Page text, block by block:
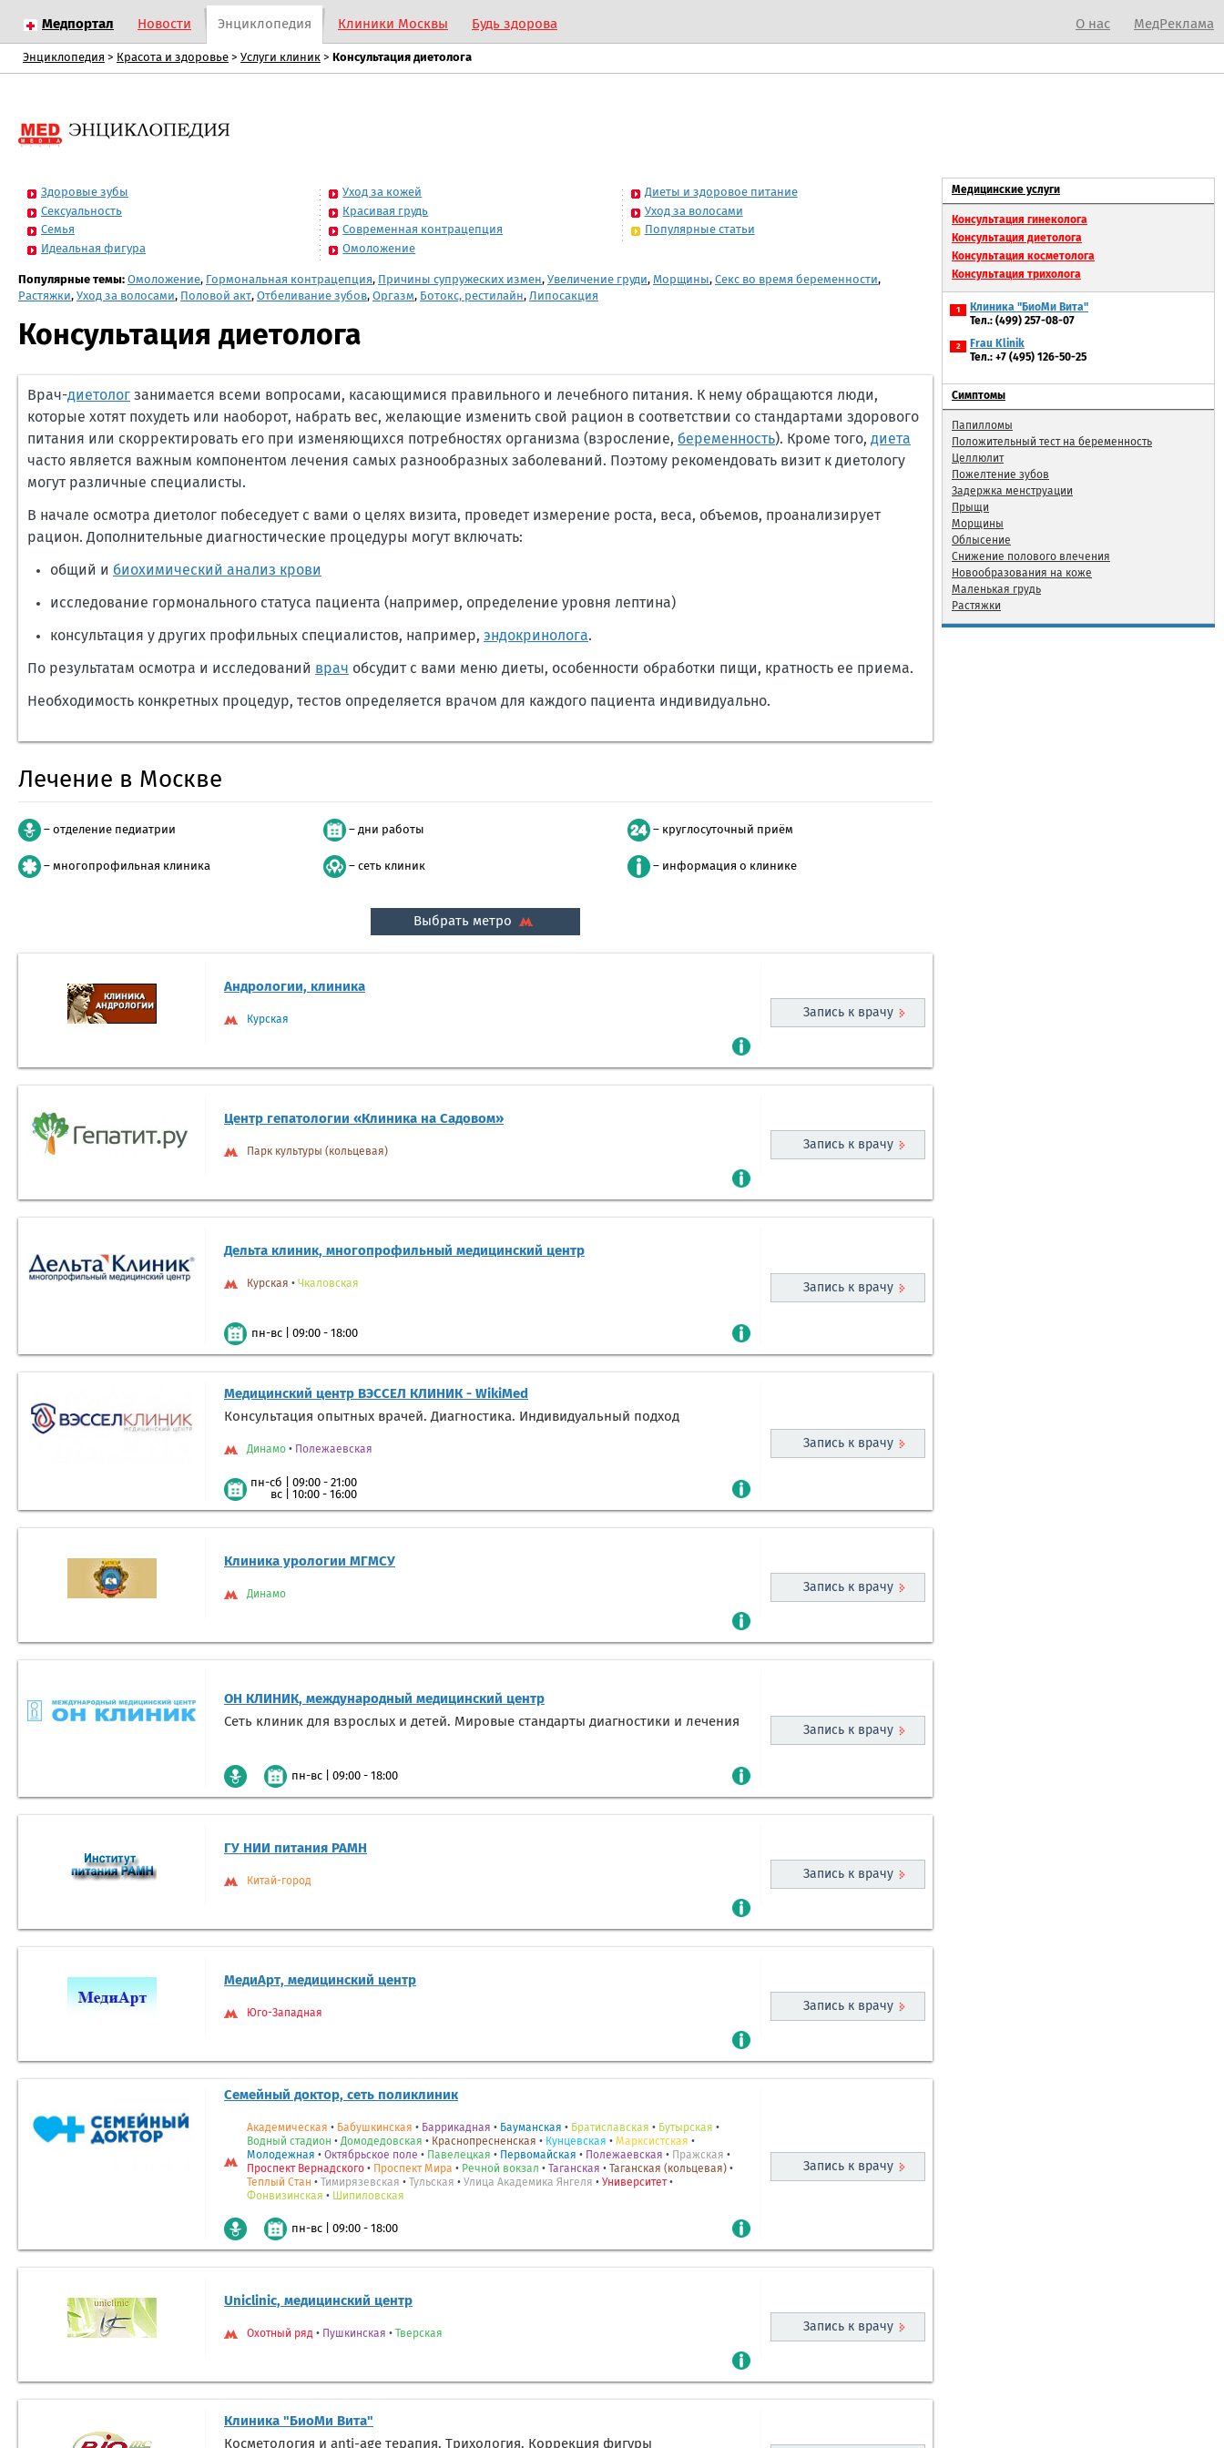
О нас МедРеклама
Медпортал Новости Энциклопедия Клиники Москвы Будь здорова
Энциклопедия > Красота и здоровье > Услуги клиник > Консультация диетолога
Здоровые зубы
Сексуальность
Семья
Идеальная фигура
Уход за кожей
Красивая грудь
Современная контрацепция
Омоложение
Диеты и здоровое питание
Уход за волосами
Популярные статьи
Популярные темы: Омоложение, Гормональная контрацепция, Причины супружеских измен, Увеличение груди, Морщины, Секс во время беременности,
Растяжки, Уход за волосами, Половой акт, Отбеливание зубов, Оргазм, Ботокс, рестилайн, Липосакция
Консультация диетолога
Врач-диетолог занимается всеми вопросами, касающимися правильного и лечебного питания. К нему обращаются люди,
которые хотят похудеть или наоборот, набрать вес, желающие изменить свой рацион в соответствии со стандартами здорового
питания или скорректировать его при изменяющихся потребностях организма (взросление, беременность). Кроме того, диета
часто является важным компонентом лечения самых разнообразных заболеваний. Поэтому рекомендовать визит к диетологу
могут различные специалисты.
В начале осмотра диетолог побеседует с вами о целях визита, проведет измерение роста, веса, объемов, проанализирует
рацион. Дополнительные диагностические процедуры могут включать:
общий и биохимический анализ крови
исследование гормонального статуса пациента (например, определение уровня лептина)
консультация у других профильных специалистов, например, эндокринолога.
По результатам осмотра и исследований врач обсудит с вами меню диеты, особенности обработки пищи, кратность ее приема.
Необходимость конкретных процедур, тестов определяется врачом для каждого пациента индивидуально.
Лечение в Москве
– отделение педиатрии – дни работы – круглосуточный приём
– многопрофильная клиника – сеть клиник – информация о клинике
Выбрать метро
Андрологии, клиника
Курская
Запись к врачу
Центр гепатологии «Клиника на Садовом»
Парк культуры (кольцевая)
Запись к врачу
Дельта клиник, многопрофильный медицинский центр
Курская • Чкаловская Запись к врачу
пн-вс 09:00 - 18:00
Медицинский центр ВЭССЕЛ КЛИНИК - WikiMed
Консультация опытных врачей. Диагностика. Индивидуальный подход
Динамо • Полежаевская
Запись к врачу
пн-сб
09:00 - 21:00
вс
10:00 - 16:00
Клиника урологии МГМСУ
Динамо
Запись к врачу
ОН КЛИНИК, международный медицинский центр
Сеть клиник для взрослых и детей. Мировые стандарты диагностики и лечения
Запись к врачу
пн-вс 09:00 - 18:00
ГУ НИИ питания РАМН
Китай-город
Запись к врачу
МедиАрт, медицинский центр
Юго-Западная
Запись к врачу
Семейный доктор, сеть поликлиник
Академическая • Бабушкинская • Баррикадная • Бауманская • Братиславская • Бутырская •
Водный стадион • Домодедовская • Краснопресненская • Кунцевская • Марксистская •
Молодежная • Октябрьское поле • Павелецкая • Первомайская • Полежаевская • Пражская •
Проспект Вернадского • Проспект Мира • Речной вокзал • Таганская • Таганская (кольцевая) •
Теплый Стан • Тимирязевская • Тульская • Улица Академика Янгеля • Университет•
Фонвизинская • Шипиловская
Запись к врачу
пн-вс 09:00 - 18:00
Uniclinic, медицинский центр
Охотный ряд • Пушкинская • Тверская
Запись к врачу
Клиника "БиоМи Вита"
Косметология и anti-age терапия. Трихология. Коррекция фигуры
Медицинские услуги
Консультация гинеколога
Консультация диетолога
Консультация косметолога
Консультация трихолога
1
Клиника "БиоМи Вита"
Тел.: (499) 257-08-07
2
Frau Klinik
Тел.: +7 (495) 126-50-25
Симптомы
Папилломы
Положительный тест на беременность
Целлюлит
Пожелтение зубов
Задержка менструации
Прыщи
Морщины
Облысение
Снижение полового влечения
Новообразования на коже
Маленькая грудь
Растяжки